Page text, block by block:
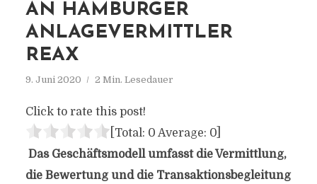
AN HAMBURGER
ANLAGEVERMITTLER
REAX
9. Juni 2020 2 Min. Lesedauer
Click to rate this post!
[Total: 0 Average: 0]
Das Geschäftsmodell umfasst die Vermittlung,
die Bewertung und die Transaktionsbegleitung